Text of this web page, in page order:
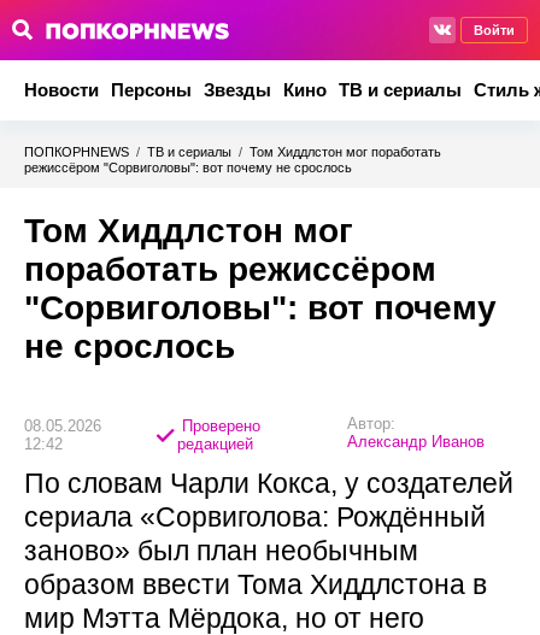
Войти
Новости Персоны Звезды Кино ТВ и сериалы Стиль
ПОПКОРНNEWS / ТВ и сериалы / Том Хиддлстон мог поработать
режиссёром "Сорвиголовы": вот почему не срослось
Том Хиддлстон мог
поработать режиссёром
"Сорвиголовы": вот почему
не срослось
08.05.2026
12:42
Проверено
редакцией
Автор:
Александр Иванов
По словам Чарли Кокса, у создателей
сериала «Сорвиголова: Рождённый
заново» был план необычным
образом ввести Тома Хиддлстона в
мир Мэтта Мёрдока, но от него